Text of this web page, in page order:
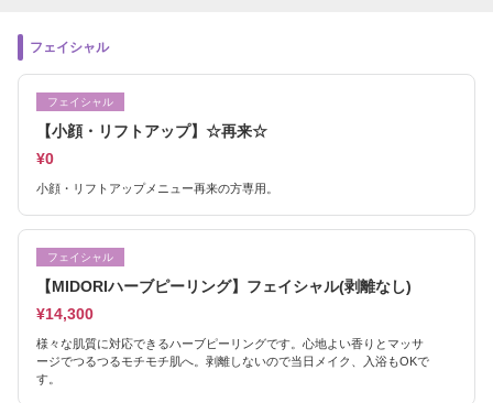
フェイシャル
フェイシャル
【小顔・リフトアップ】☆再来☆
¥0
小顔・リフトアップメニュー再来の方専用。
フェイシャル
【MIDORIハーブピーリング】フェイシャル(剥離なし)
¥14,300
様々な肌質に対応できるハーブピーリングです。心地よい香りとマッサ
ージでつるつるモチモチ肌へ。剥離しないので当日メイク、入浴もOKで
す。